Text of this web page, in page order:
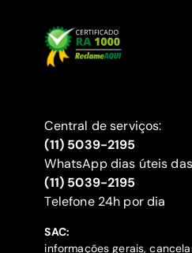
Central de serviços:
(11) 5039-2195
WhatsApp dias úteis
(11) 5039-2195
‍Telefone 24h por dia
SAC:
informações gerais,